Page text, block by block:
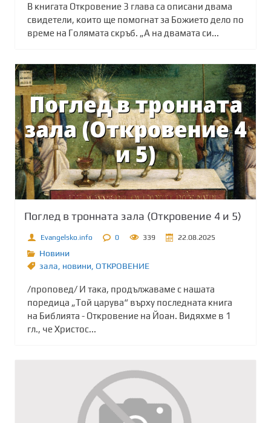
В книгата Откровение 3 глава са описани двама
свидетели, които ще помогнат за Божието дело по
време на Голямата скръб. „А на двамата си...
Поглед в тронната зала (Откровение 4 и 5)
Evangelsko.info 0 339 22.08.2025
Новини
зала новини ОТКРОВЕНИЕ
/проповед/ И така, продължаваме с нашата
поредица „Той царува“ върху последната книга
на Библията - Откровение на Йоан. Видяхме в 1
гл., че Христос...